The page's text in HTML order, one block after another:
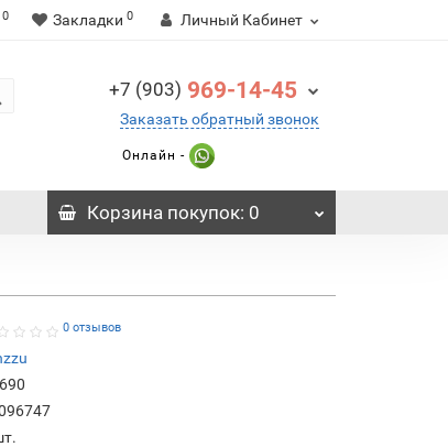
0 Закладки 0 Личный Кабинет
+7 (903) 969-14-45
Заказать обратный звонок
Онлайн -
Корзинапокупок: 0
0 отзывов